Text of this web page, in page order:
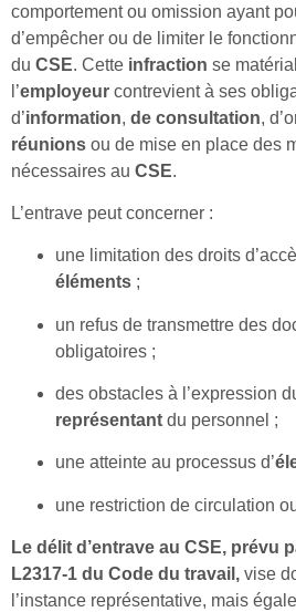
comportement ou omission ayant
d’empêcher ou de limiter le
du CSE. Cette infraction se
l’employeur contrevient à ses
d’information, de consultation,
réunions ou de mise en place des
nécessaires au CSE.
L’entrave peut concerner :
une limitation des droits
éléments ;
un refus de transmettre des
obligatoires ;
des obstacles à l’expression
représentant du personnel ;
une atteinte au processus d’
une restriction de circulation
Le délit d’entrave au CSE, prévu
L2317-1 du Code du travail, vise
l’instance représentative, mais